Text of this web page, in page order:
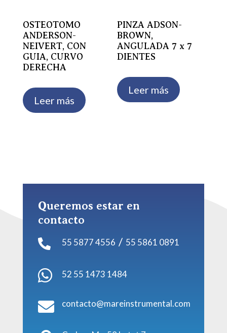
OSTEOTOMO
ANDERSON-
NEIVERT, CON
GUIA, CURVO
DERECHA
Leer más
PINZA ADSON-
BROWN,
ANGULADA 7 x 7
DIENTES
Leer más
Queremos estar en
contacto

55 5877 4556 / 55 5861 0891
 52 55 1473 1484
 contacto@mareinstrumental.com